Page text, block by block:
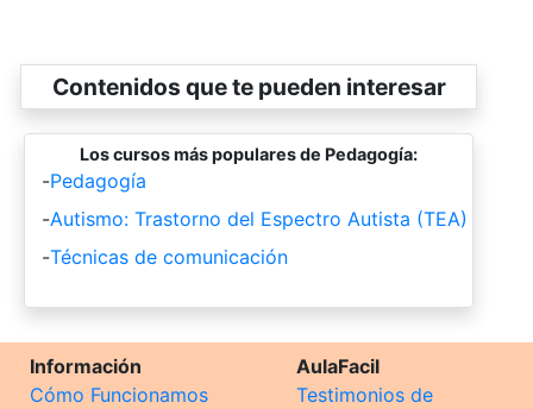
Contenidos que te pueden interesar
Los cursos más populares de Pedagogía:
-Pedagogía
-Autismo: Trastorno del Espectro Autista (TEA)
-Técnicas de comunicación
Información
Cómo Funcionamos
AulaFacil
Testimonios de